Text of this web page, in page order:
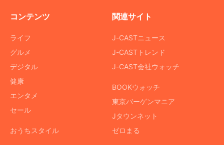
コンテンツ
ライフ
グルメ
デジタル
健康
エンタメ
セール
おうちスタイル
関連サイト
J-CASTニュース
J-CASTトレンド
J-CAST会社ウォッチ
BOOKウォッチ
東京バーゲンマニア
Jタウンネット
ゼロまる